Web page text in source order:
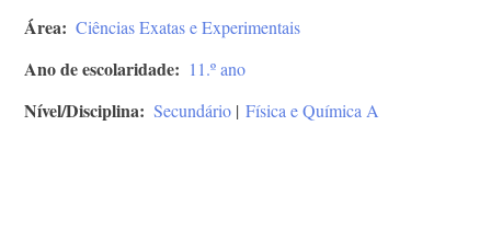
Área Ciências Exatas e Experimentais
Ano de escolaridade 11.º ano
Nível/Disciplina Secundário | Física e Química A